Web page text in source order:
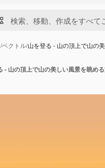
/ベクトル/山を登る - 山の頂上で山の